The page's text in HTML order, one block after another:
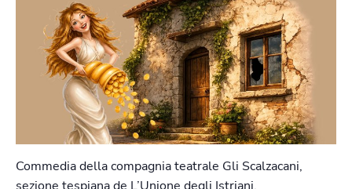
Commedia della compagnia teatrale Gli Scalzacani,